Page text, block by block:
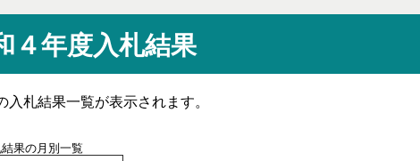
４年度入札結果
札結果一覧が表示されます。
果の月別一覧